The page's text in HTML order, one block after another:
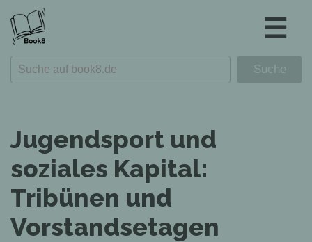
☰
Jugendsport und
soziales Kapital:
Tribünen und
Vorstandsetagen